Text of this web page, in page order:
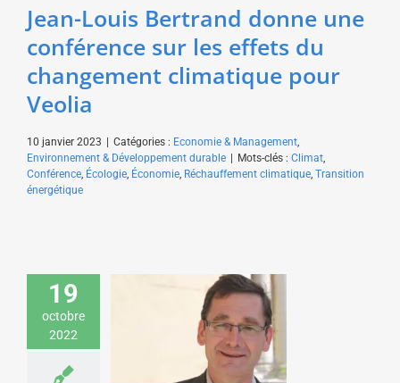
Jean-Louis Bertrand donne une
conférence sur les effets du
changement climatique pour
Veolia
10 janvier 2023 | Catégories : Economie & Management
Environnement & Développement durable | Mots-clés : Climat
Conférence Écologie Économie Réchauffement climatique Transition
énergétique
19
octobre
2022
écologique dans
l’industrie pour un
groupement
d’industriels et de
professionnels de la
réfrigération